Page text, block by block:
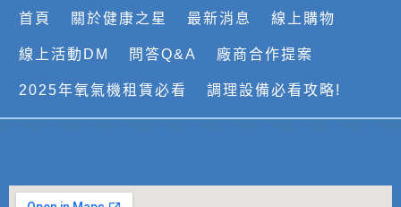
首頁 關於健康之星 最新消息 線上購物
線上活動DM 問答Q&A 廠商合作提案
2025年氧氣機租賃必看 調理設備必看攻略!